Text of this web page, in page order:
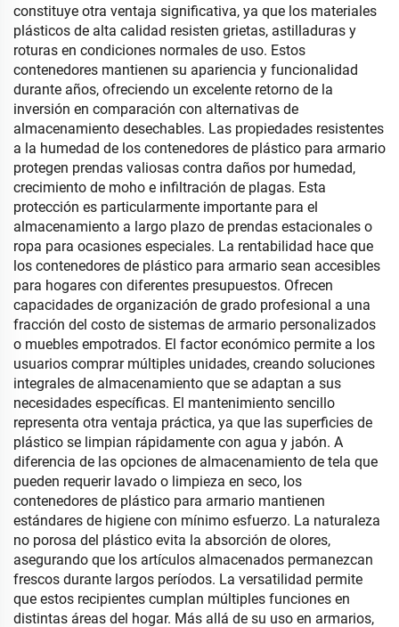
constituye otra ventaja significativa, ya que los materiales
plásticos de alta calidad resisten grietas, astilladuras y
roturas en condiciones normales de uso. Estos
contenedores mantienen su apariencia y funcionalidad
durante años, ofreciendo un excelente retorno de la
inversión en comparación con alternativas de
almacenamiento desechables. Las propiedades resistentes
a la humedad de los contenedores de plástico para armario
protegen prendas valiosas contra daños por humedad,
crecimiento de moho e infiltración de plagas. Esta
protección es particularmente importante para el
almacenamiento a largo plazo de prendas estacionales o
ropa para ocasiones especiales. La rentabilidad hace que
los contenedores de plástico para armario sean accesibles
para hogares con diferentes presupuestos. Ofrecen
capacidades de organización de grado profesional a una
fracción del costo de sistemas de armario personalizados
o muebles empotrados. El factor económico permite a los
usuarios comprar múltiples unidades, creando soluciones
integrales de almacenamiento que se adaptan a sus
necesidades específicas. El mantenimiento sencillo
representa otra ventaja práctica, ya que las superficies de
plástico se limpian rápidamente con agua y jabón. A
diferencia de las opciones de almacenamiento de tela que
pueden requerir lavado o limpieza en seco, los
contenedores de plástico para armario mantienen
estándares de higiene con mínimo esfuerzo. La naturaleza
no porosa del plástico evita la absorción de olores,
asegurando que los artículos almacenados permanezcan
frescos durante largos períodos. La versatilidad permite
que estos recipientes cumplan múltiples funciones en
distintas áreas del hogar. Más allá de su uso en armarios,